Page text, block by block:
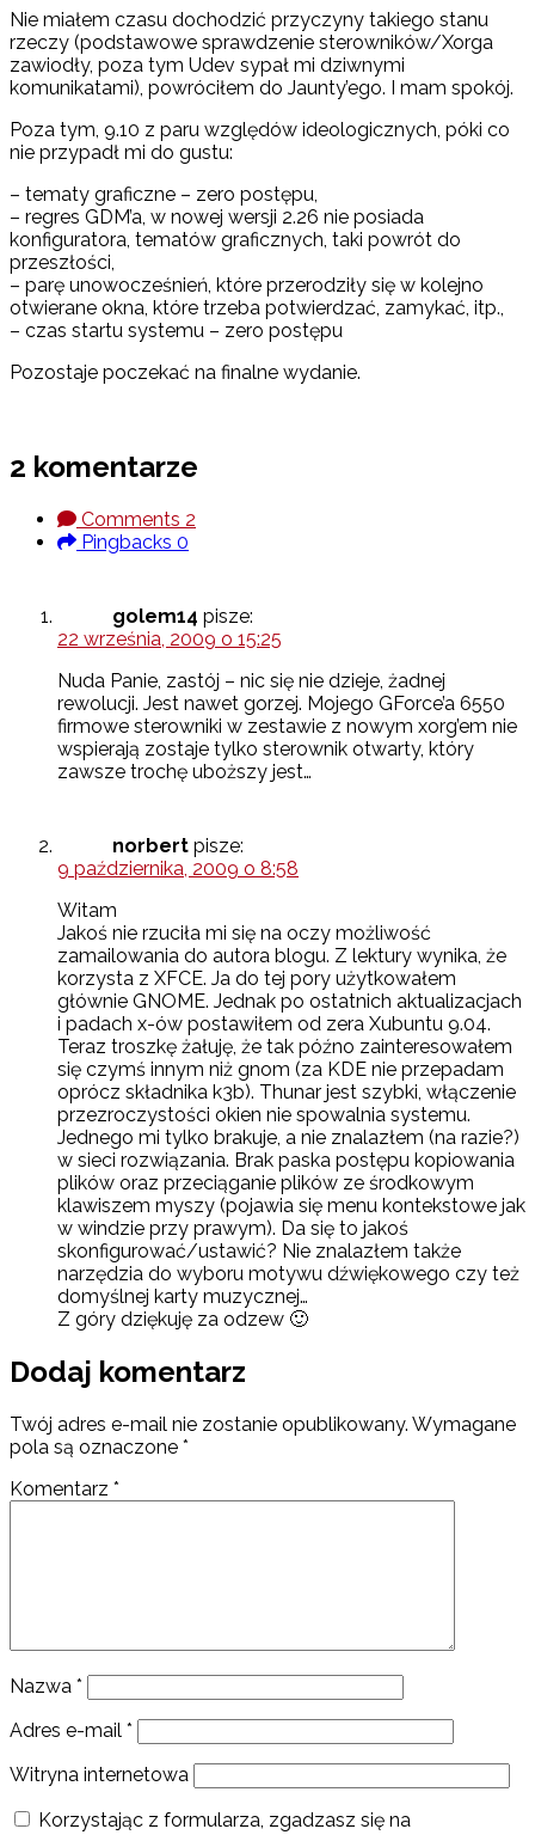
Nie miałem czasu dochodzić przyczyny takiego stanu
rzeczy (podstawowe sprawdzenie sterowników/Xorga
zawiodły, poza tym Udev sypał mi dziwnymi
komunikatami), powróciłem do Jaunty’ego. I mam spokój.
Poza tym, 9.10 z paru względów ideologicznych, póki co
nie przypadł mi do gustu:
– tematy graficzne – zero postępu,
– regres GDM’a, w nowej wersji 2.26 nie posiada
konfiguratora, tematów graficznych, taki powrót do
przeszłości,
– parę unowocześnień, które przerodziły się w kolejno
otwierane okna, które trzeba potwierdzać, zamykać, itp.,
– czas startu systemu – zero postępu
Pozostaje poczekać na finalne wydanie.
2 komentarze
Comments 2
Pingbacks 0
golem14 pisze:
22 września, 2009 o 15:25
Nuda Panie, zastój – nic się nie dzieje, żadnej
rewolucji. Jest nawet gorzej. Mojego GForce’a 6550
firmowe sterowniki w zestawie z nowym xorg’em nie
wspierają zostaje tylko sterownik otwarty, który
zawsze trochę uboższy jest…
norbert pisze:
9 października, 2009 o 8:58
Witam
Jakoś nie rzuciła mi się na oczy możliwość
zamailowania do autora blogu. Z lektury wynika, że
korzysta z XFCE. Ja do tej pory użytkowałem
głównie GNOME. Jednak po ostatnich aktualizacjach
i padach x-ów postawiłem od zera Xubuntu 9.04.
Teraz troszkę żałuję, że tak późno zainteresowałem
się czymś innym niż gnom (za KDE nie przepadam
oprócz składnika k3b). Thunar jest szybki, włączenie
przezroczystości okien nie spowalnia systemu.
Jednego mi tylko brakuje, a nie znalazłem (na razie?)
w sieci rozwiązania. Brak paska postępu kopiowania
plików oraz przeciąganie plików ze środkowym
klawiszem myszy (pojawia się menu kontekstowe jak
w windzie przy prawym). Da się to jakoś
skonfigurować/ustawić? Nie znalazłem także
narzędzia do wyboru motywu dźwiękowego czy też
domyślnej karty muzycznej…
Z góry dziękuję za odzew 🙂
Dodaj komentarz
Twój adres e-mail nie zostanie opublikowany. Wymagane
pola są oznaczone *
Komentarz *
Nazwa *
Adres e-mail *
Witryna internetowa
Korzystając z formularza, zgadzasz się na